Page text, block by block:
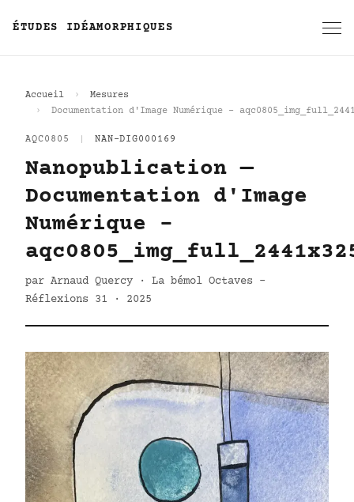
ÉTUDES IDÉAMORPHIQUES
Accueil
Mesures
Documentation d'Image Numérique -
AQC0805 NAN-DIG000169
Nanopublication —
Documentation d'Image
Numérique -
par Arnaud Quercy · La bémol Octaves -
Réflexions 31 · 2025